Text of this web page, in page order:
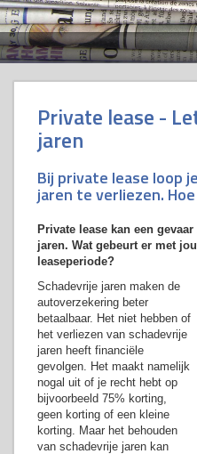
Private lease -
jaren
Bij private lease loop
jaren te verliezen.
Private lease kan een
jaren. Wat gebeurt er met
leaseperiode?
Schadevrije jaren maken de
autoverzekering beter
betaalbaar. Het niet hebben of
het verliezen van schadevrije
jaren heeft financiële
gevolgen. Het maakt namelijk
nogal uit of je recht hebt op
bijvoorbeeld 75% korting,
geen korting of een kleine
korting. Maar het behouden
van schadevrije jaren kan